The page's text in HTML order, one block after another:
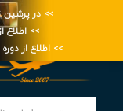
کالاها کاملا اورجینال
دوره های آموزش خلبانی
های آموزش سیمولاتورکلیک